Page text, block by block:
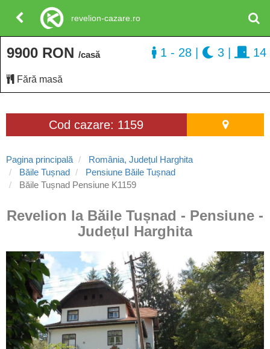
Cod cazare: 1159
Pagina principală
România, Județul Harghita
Băile Tușnad
Pensiune Băile Tușnad
Băile Tușnad Pensiune K1159
Revelion la Băile Tușnad - Pensiune -
Județul Harghita
9900 RON /casă
Fără masă
1 - 28 3 14
revelion-cazare.ro